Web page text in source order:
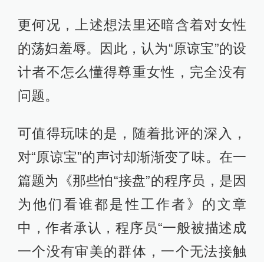
更何况，上述想法里还暗含着对女性
的荡妇羞辱。因此，认为“原谅宝”的设
计者不怎么懂得尊重女性，完全没有
问题。
可值得玩味的是，随着批评的深入，
对“原谅宝”的声讨却渐渐变了味。在一
篇题为《那些怕“接盘”的程序员，是因
为他们看谁都是性工作者》的文章
中，作者承认，程序员“一般被描述成
一个没有审美的群体，一个无法接触